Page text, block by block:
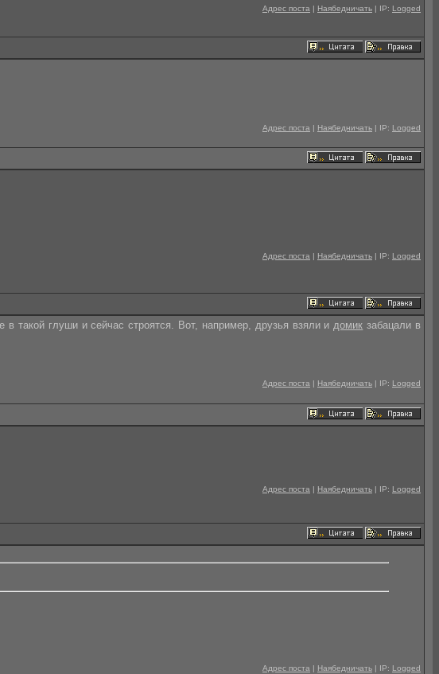
Адрес поста | Наябедничать | IP: Logged
Адрес поста | Наябедничать | IP: Logged
Адрес поста | Наябедничать | IP: Logged
такой глуши и сейчас строятся. Вот, например, друзья взяли идомик забацали в
Адрес поста | Наябедничать | IP: Logged
Адрес поста | Наябедничать | IP: Logged
Адрес поста | Наябедничать | IP: Logged